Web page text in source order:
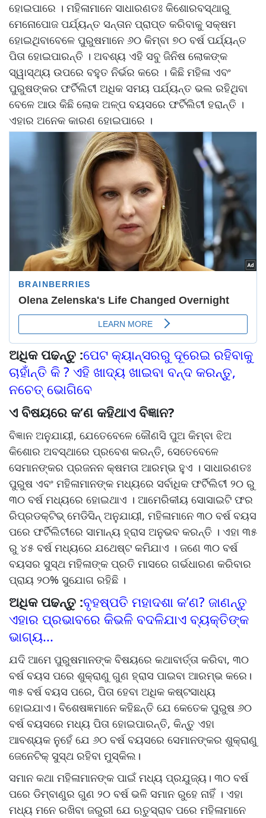
ହୋଇପାରେ । ମହିଳାମାନେ ସାଧାରଣତଃ କିଶୋରବସ୍ଥାରୁ
ମେନୋପୋଜ ପର୍ଯ୍ୟନ୍ତ ସନ୍ତାନ ପ୍ରାପ୍ତ କରିବାକୁ ସକ୍ଷମ
ହୋଇଥିବାବେଳେ ପୁରୁଷମାନେ ୬୦ କିମ୍ବା ୭୦ ବର୍ଷ ପର୍ଯ୍ୟନ୍ତ
ପିତା ହୋଇପାରନ୍ତି । ଅବଶ୍ୟ ଏହି ସବୁ ଜିନିଷ ଲୋକଙ୍କ
ସ୍ୱାସ୍ଥ୍ୟ ଉପରେ ବହୁତ ନିର୍ଭର କରେ । କିଛି ମହିଳା ଏବଂ
ପୁରୁଷଙ୍କର ଫର୍ଟିଲିଟୀ ଅଧିକ ସମୟ ପର୍ଯ୍ୟନ୍ତ ଭଲ ରହିଥିବା
ବେଳେ ଆଉ କିଛି ଲୋକ ଅଳ୍ପ ବୟସରେ ଫର୍ଟିଲିଟୀ ହରାନ୍ତି ।
ଏହାର ଅନେକ କାରଣ ହୋଇପାରେ ।
ଅଧିକ ପଢନ୍ତୁ :ପେଟ କ୍ୟାନ୍ସରରୁ ଦୂରେଇ ରହିବାକୁ
ଚାହାଁନ୍ତି କି ? ଏହି ଖାଦ୍ୟ ଖାଇବା ବନ୍ଦ କରନ୍ତୁ,
ନଚେତ୍ ଭୋଗିବେ
ଏ ବିଷୟରେ କ’ଣ କହିଥାଏ ବିଜ୍ଞାନ?
ବିଜ୍ଞାନ ଅନୁଯାୟୀ, ଯେତେବେଳେ କୌଣସି ପୁଅ କିମ୍ବା ଝିଅ
କିଶୋର ଅବସ୍ଥାରେ ପ୍ରବେଶ କରନ୍ତି, ସେତେବେଳେ
ସେମାନଙ୍କର ପ୍ରଜନନ କ୍ଷମତା ଆରମ୍ଭ ହୁଏ । ସାଧାରଣତଃ
ପୁରୁଷ ଏବଂ ମହିଳାମାନଙ୍କ ମଧ୍ୟରେ ସର୍ବାଧିକ ଫର୍ଟିଲିଟୀ ୨୦ ରୁ
୩୦ ବର୍ଷ ମଧ୍ୟରେ ହୋଇଥାଏ । ଆମେରିକୀୟ ସୋସାଇଟି ଫର
ରିପ୍ରଡକ୍ଟିଭ୍ ମେଡିସିନ୍ ଅନୁଯାୟୀ, ମହିଳାମାନେ ୩୦ ବର୍ଷ ବୟସ
ପରେ ଫର୍ଟିଲିଟୀରେ ସାମାନ୍ୟ ହ୍ରାସ ଅନୁଭବ କରନ୍ତି । ଏହା ୩୫
ରୁ ୪୫ ବର୍ଷ ମଧ୍ୟରେ ଯଥେଷ୍ଟ କମିଯାଏ । ଜଣେ ୩୦ ବର୍ଷ
ବୟସର ସୁସ୍ଥ ମହିଳାଙ୍କ ପ୍ରତି ମାସରେ ଗର୍ଭଧାରଣ କରିବାର
ପ୍ରାୟ ୨୦% ସୁଯୋଗ ରହିଛି ।
ଅଧିକ ପଢନ୍ତୁ :ବୃହଷ୍ପତି ମହାଦଶା କ’ଣ? ଜାଣନ୍ତୁ
ଏହାର ପ୍ରଭାବରେ କିଭଳି ବଦଳିଯାଏ ବ୍ୟକ୍ତିଙ୍କ
ଭାଗ୍ୟ...
ଯଦି ଆମେ ପୁରୁଷମାନଙ୍କ ବିଷୟରେ କଥାବାର୍ତ୍ତା କରିବା, ୩୦
ବର୍ଷ ବୟସ ପରେ ଶୁକ୍ରାଣୁ ଗୁଣ ହ୍ରାସ ପାଇବା ଆରମ୍ଭ କରେ।
୩୫ ବର୍ଷ ବୟସ ପରେ, ପିତା ହେବା ଅଧିକ କଷ୍ଟସାଧ୍ୟ
ହୋଇଯାଏ। ବିଶେଷଜ୍ଞମାନେ କହିଛନ୍ତି ଯେ କେତେକ ପୁରୁଷ ୬୦
ବର୍ଷ ବୟସରେ ମଧ୍ୟ ପିତା ହୋଇପାରନ୍ତି, କିନ୍ତୁ ଏହା
ଆବଶ୍ୟକ ନୁହେଁ ଯେ ୬୦ ବର୍ଷ ବୟସରେ ସେମାନଙ୍କର ଶୁକ୍ରାଣୁ
ଜେନେଟିକ୍ ସୁସ୍ଥ ରହିବା ମୁସ୍କିଲ।
ସମାନ କଥା ମହିଳାମାନଙ୍କ ପାଇଁ ମଧ୍ୟ ପ୍ରଯୁଜ୍ୟ। ୩୦ ବର୍ଷ
ପରେ ଡିମ୍ବାଣୁର ଗୁଣ ୨୦ ବର୍ଷ ଭଳି ସମାନ ରୁହେ ନାହିଁ । ଏହା
ମଧ୍ୟ ମନେ ରଖିବା ଜରୁରୀ ଯେ ଋତୁସ୍ରାବ ପରେ ମହିଳାମାନେ